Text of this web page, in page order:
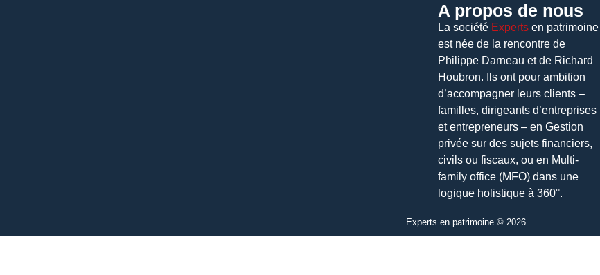
A propos de nous
La société Expertsen patrimoine
est née de la rencontre de
Philippe Darneau et de Richard
Houbron. Ils ont pour ambition
d’accompagner leurs clients –
familles, dirigeants d’entreprises
et entrepreneurs – en Gestion
privée sur des sujets financiers,
civils ou fiscaux, ou en Multi-
family office (MFO) dans une
logique holistique à 360°.
Experts en patrimoine © 2026